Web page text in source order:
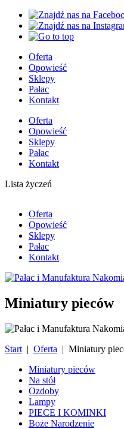
Oferta
Opowieść
Sklepy
Pałac
Kontakt
Oferta
Opowieść
Sklepy
Pałac
Kontakt
Lista życzeń
Oferta
Opowieść
Sklepy
Pałac
Kontakt
Miniatury pieców
Start | Oferta | Miniatury
Miniatury pieców
Na stół
Ozdoby
Lampy
PIECE I KOMINKI
Boże Narodzenie